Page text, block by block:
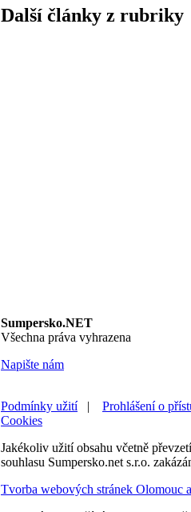
Další články z rubriky
Sumpersko.NET
Všechna práva vyhrazena
Napište nám
Podmínky užití Prohlášení o
Cookies
Jakékoliv užití obsahu včetně
souhlasu Sumpersko.net s.r.o.
Tvorba webových stránek Olomouc